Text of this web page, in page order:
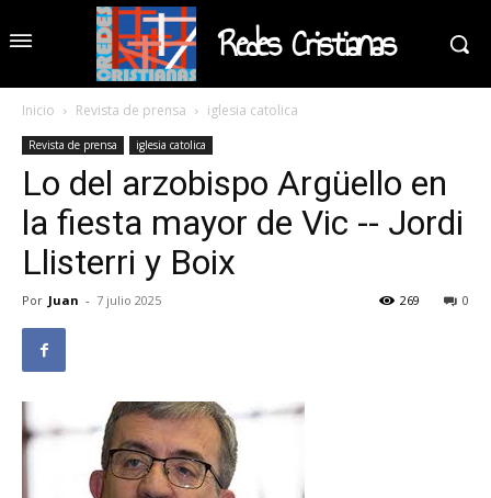
Redes Cristianas
Inicio Revista de prensa iglesia catolica
Revista de prensa iglesia catolica
Lo del arzobispo Argüello en
la fiesta mayor de Vic -- Jordi
Llisterri y Boix
Por Juan - 7 julio 2025 0
269